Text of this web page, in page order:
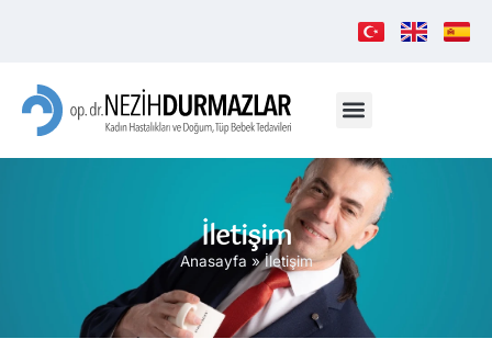
İletişim
Anasayfa »İletişim